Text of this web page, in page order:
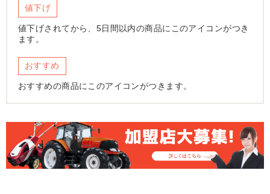
値下げ
値下げされてから、5日間以内の商品にこのアイコンがつき
ます。
おすすめ
おすすめの商品にこのアイコンがつきます。